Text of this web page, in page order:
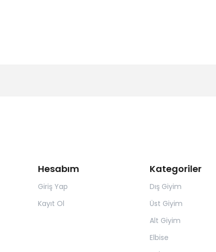
Hesabım
Giriş Yap
Kayıt Ol
Kategoriler
Dış Giyim
Üst Giyim
Alt Giyim
Elbise